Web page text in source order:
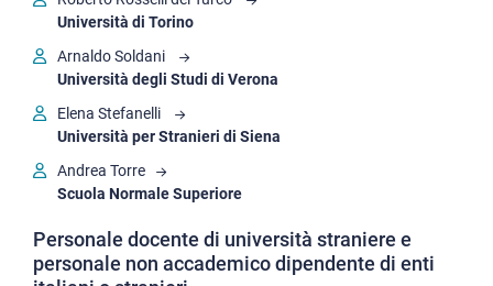
Università di Torino
Arnaldo Soldani
Università degli Studi di Verona
Elena Stefanelli
Università per Stranieri di Siena
Andrea Torre
Scuola Normale Superiore
Personale docente di università straniere e
personale non accademico dipendente di enti